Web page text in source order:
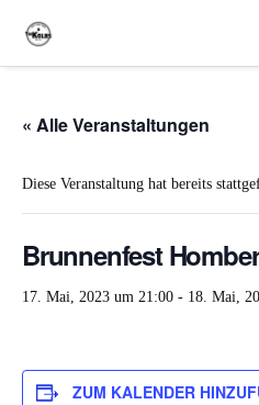
« Alle Veranstaltungen
Diese Veranstaltung hat bereits
Brunnenfest
17. Mai, 2023 um 21:00 - 18. Mai,
ZUM KALENDER